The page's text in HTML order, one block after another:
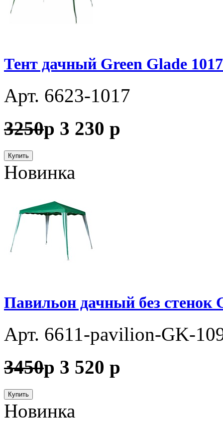
Тент дачный Green Glade
Арт. 6623-1017
3250p 3 230 p
Купить
Новинка
Павильон дачный без стенок
Арт. 6611-pavilion-GK-
3450p 3 520 p
Купить
Новинка